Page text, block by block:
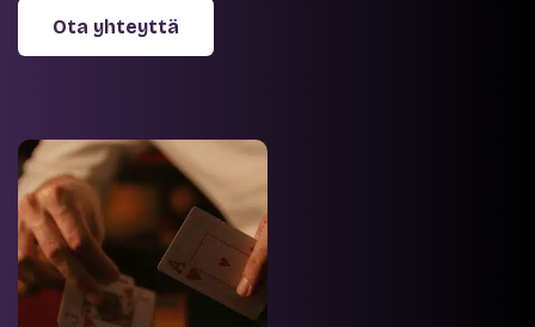
Ota yhteyttä